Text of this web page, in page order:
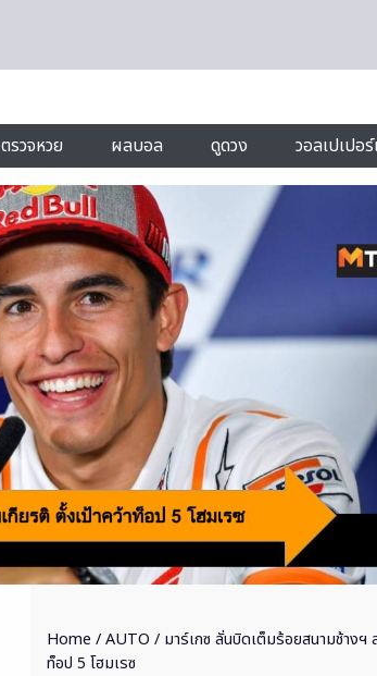
ตรวจหวย ผลบอล ดูดวง วอลเปเปอ
Home /AUTO / มาร์เกซ ลั่นบิดเต็มร้อยสนามช้างฯ
ท็อป 5 โฮมเรซ